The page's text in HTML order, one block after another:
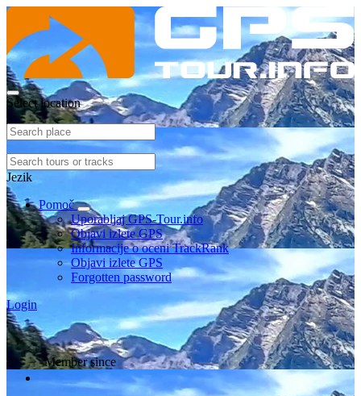
Select location
Jezik
Pomoč
Uporabljaj GPS-Tour.info
Objavi izlete GPS
Informacije o oceni TrackRank
Objavi izlete GPS
Forgotten password
Login
Member since